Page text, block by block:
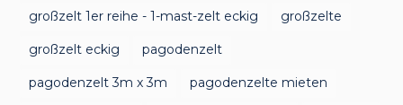
großzelt 1er reihe - 1-mast-zelt eckig großzelte
großzelt eckig pagodenzelt
pagodenzelt 3m x 3m pagodenzelte mieten